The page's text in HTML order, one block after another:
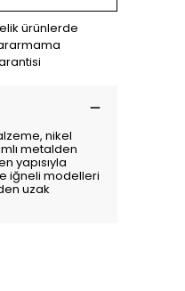
ürünlerde
nikel
metalden
yapısıyla
iğneli modelleri
uzak